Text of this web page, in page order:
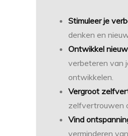
Stimuleer je
denken en
Ontwikkel
verbeteren van
ontwikkelen.
Vergroot
zelfvertrouwen
Vind
verminderen